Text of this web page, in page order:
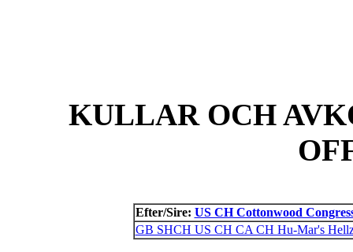
KULLAR OCH
Efter/Sire: US CH Cottonwood
GB SHCH US CH CA CH Hu-Mar's